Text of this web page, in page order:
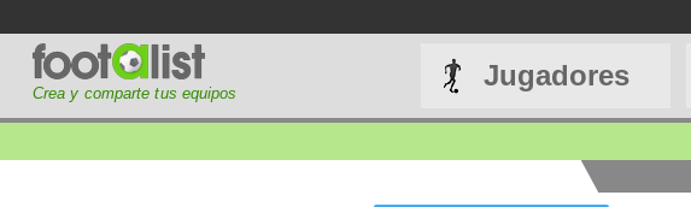
Crea y comparte tus equipos
Jugadores